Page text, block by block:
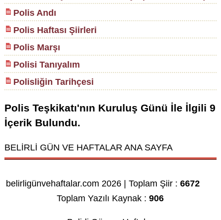
Polis Andı
Polis Haftası Şiirleri
Polis Marşı
Polisi Tanıyalım
Polisliğin Tarihçesi
Polis Teşkikatı'nın Kuruluş Günü İle İlgili 9
İçerik Bulundu.
BELİRLİ GÜN VE HAFTALAR ANA SAYFA
belirligünvehaftalar.com 2026 | Toplam Şiir :6672
Toplam Yazılı Kaynak :906